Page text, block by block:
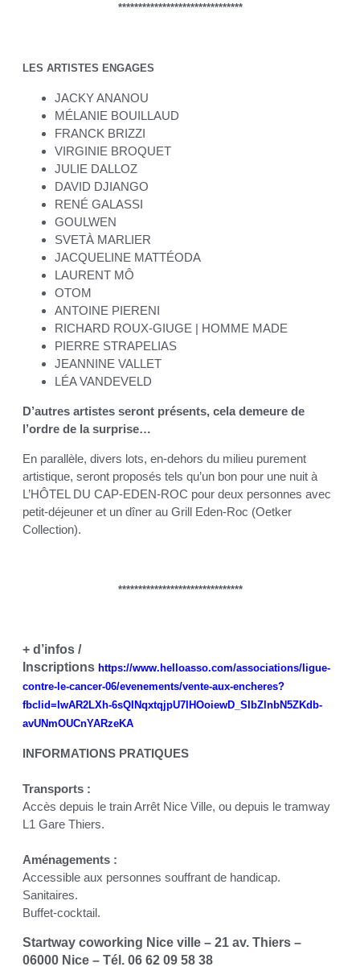
*******************************
LES ARTISTES ENGAGES
JACKY ANANOU
MÉLANIE BOUILLAUD
FRANCK BRIZZI
VIRGINIE BROQUET
JULIE DALLOZ
DAVID DJIANGO
RENÉ GALASSI
GOULWEN
SVETÀ MARLIER
JACQUELINE MATTÉODA
LAURENT MÔ
OTOM
ANTOINE PIERENI
RICHARD ROUX-GIUGE | HOMME MADE
PIERRE STRAPELIAS
JEANNINE VALLET
LÉA VANDEVELD
D’autres artistes seront présents, cela demeure de
l’ordre de la surprise…
En parallèle, divers lots, en-dehors du milieu purement
artistique, seront proposés tels qu’un bon pour une nuit à
L’HÔTEL DU CAP-EDEN-ROC pour deux personnes avec
petit-déjeuner et un dîner au Grill Eden-Roc (Oetker
Collection).
*******************************
+ d’infos /
Inscriptions https://www.helloasso.com/associations/ligue-
contre-le-cancer-06/evenements/vente-aux-encheres?
fbclid=IwAR2LXh-6sQINqxtqjpU7lHOoiewD_SIbZlnbN5ZKdb-
avUNmOUCnYARzeKA
INFORMATIONS PRATIQUES
Transports :
Accès depuis le train Arrêt Nice Ville, ou depuis le tramway
L1 Gare Thiers.
Aménagements :
Accessible aux personnes souffrant de handicap.
Sanitaires.
Buffet-cocktail.
Startway coworking Nice ville – 21 av. Thiers –
06000 Nice – Tél. 06 62 09 58 38